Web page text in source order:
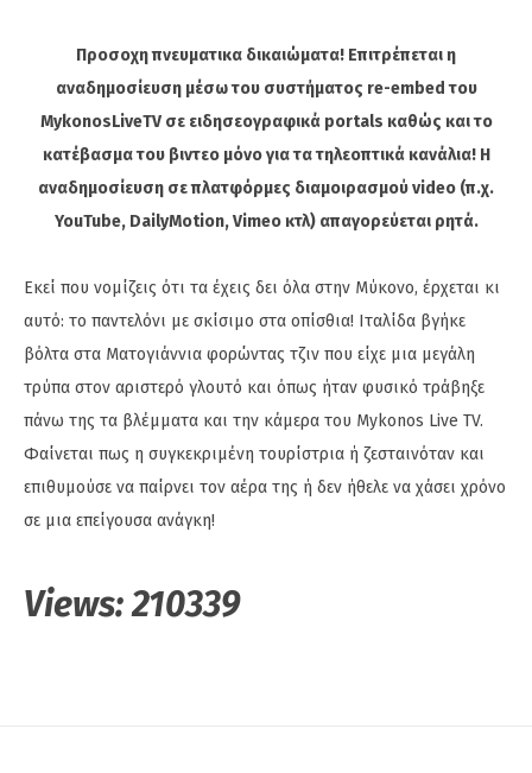
Προσοχη πνευματικα δικαιώματα! Επιτρέπεται η
αναδημοσίευση μέσω του συστήματος re-embed του
MykonosLiveTV σε ειδησεογραφικά portals καθώς και το
κατέβασμα του βιντεο μόνο για τα τηλεοπτικά κανάλια! Η
αναδημοσίευση σε πλατφόρμες διαμοιρασμού video (π.χ.
YouTube, DailyMotion, Vimeo κτλ) απαγορεύεται ρητά.
Εκεί που νομίζεις ότι τα έχεις δει όλα στην Μύκονο, έρχεται κι
αυτό: το παντελόνι με σκίσιμο στα οπίσθια! Ιταλίδα βγήκε
βόλτα στα Ματογιάννια φορώντας τζιν που είχε μια μεγάλη
τρύπα στον αριστερό γλουτό και όπως ήταν φυσικό τράβηξε
πάνω της τα βλέμματα και την κάμερα του Mykonos Live TV.
Φαίνεται πως η συγκεκριμένη τουρίστρια ή ζεσταινόταν και
επιθυμούσε να παίρνει τον αέρα της ή δεν ήθελε να χάσει χρόνο
σε μια επείγουσα ανάγκη!
Views:210339